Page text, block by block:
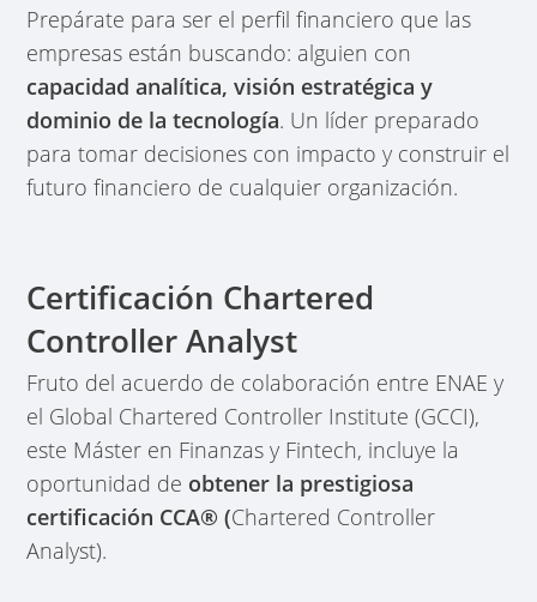
Prepárate para ser el perfil financiero que las
empresas están buscando: alguien con
capacidad analítica, visión estratégica y
dominio de la tecnología. Un líder preparado
para tomar decisiones con impacto y construir el
futuro financiero de cualquier organización.
Certificación Chartered
Controller Analyst
Fruto del acuerdo de colaboración entre ENAE y
el Global Chartered Controller Institute (GCCI),
este Máster en Finanzas y Fintech, incluye la
oportunidad de obtener la prestigiosa
certificación CCA® (Chartered Controller
Analyst).